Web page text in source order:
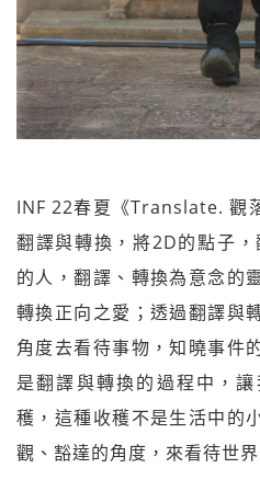
INF 22春夏《Translate. 觀
翻譯與轉換，將2D的點子
的人，翻譯、轉換為意念的
轉換正向之愛；透過翻譯與
角度去看待事物，知曉事件
是翻譯與轉換的過程中，
穫，這種收穫不是生活中的
觀、豁達的角度，來看待世界